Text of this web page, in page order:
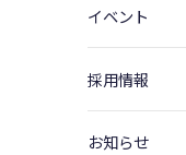
イベント
採用情報
お知らせ